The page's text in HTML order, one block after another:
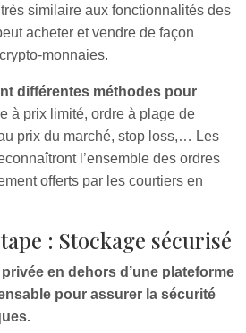
similaire aux fonctionnalités des
acheter et vendre de façon
monnaies.
différentes méthodes pour
à prix limité, ordre à plage de
prix du marché, stop loss,… Les
l’ensemble des ordres
offerts par les courtiers en
: Stockage sécurisé
en dehors d’une plateforme
pour assurer la sécurité